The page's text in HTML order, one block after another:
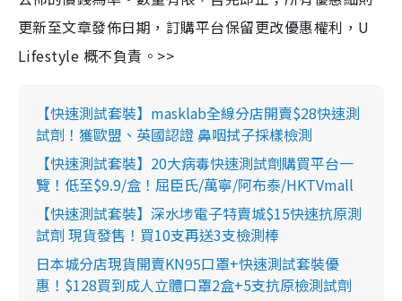
更新至文章發佈日期，訂購平台保留更改優惠權利，U
Lifestyle 概不負責。>>
【快速測試套裝】masklab全線分店開賣$28快速測
試劑！獲歐盟、英國認證 鼻咽拭子採樣檢測
【快速測試套裝】20大病毒快速測試劑購買平台一
覽！低至$9.9/盒！屈臣氏/萬寧/阿布泰/HKTVmall
【快速測試套裝】深水埗電子特賣城$15快速抗原測
試劑 現貨發售！買10支再送3支檢測棒
日本城分店現貨開賣KN95口罩+快速測試套裝優
惠！$128買到成人立體口罩2盒+5支抗原檢測試劑